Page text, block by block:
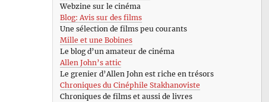
Webzine sur le cinéma
Blog: Avis sur des films
Une sélection de films peu courants
Mille et une Bobines
Le blog d’un amateur de cinéma
Allen John’s attic
Le grenier d’Allen John est riche en trésors
Chroniques du Cinéphile Stakhanoviste
Chroniques de films et aussi de livres